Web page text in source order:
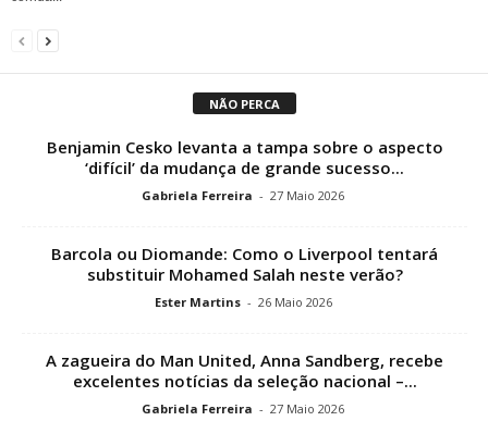
NÃO PERCA
Benjamin Cesko levanta a tampa sobre o aspecto
‘difícil’ da mudança de grande sucesso...
Gabriela Ferreira - 27 Maio 2026
Barcola ou Diomande: Como o Liverpool tentará
substituir Mohamed Salah neste verão?
Ester Martins - 26 Maio 2026
A zagueira do Man United, Anna Sandberg, recebe
excelentes notícias da seleção nacional –...
Gabriela Ferreira - 27 Maio 2026